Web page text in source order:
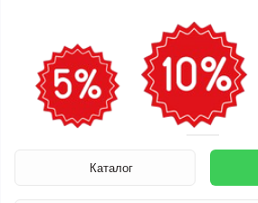
Каталог